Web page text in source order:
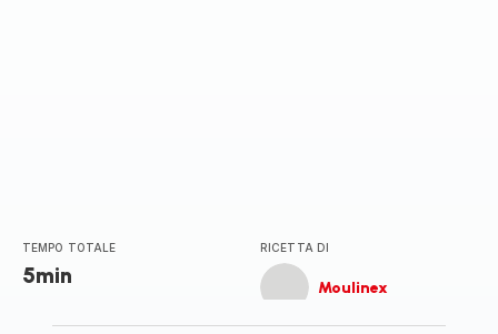
TEMPO TOTALE
5min
RICETTA DI
Moulinex